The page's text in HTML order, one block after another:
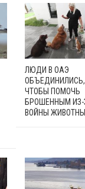
ЛЮДИ В ОАЭ
ОБЪЕДИНИЛИСЬ,
ЧТОБЫ ПОМОЧЬ
БРОШЕННЫМ ИЗ-
ВОЙНЫ